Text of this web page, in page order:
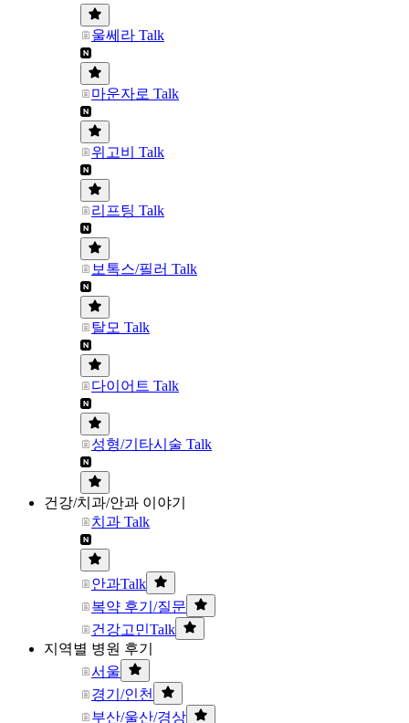
울쎄라 Talk
마운자로 Talk
위고비 Talk
리프팅 Talk
보톡스/필러 Talk
탈모 Talk
다이어트 Talk
성형/기타시술 Talk
건강/치과/안과 이야기
치과 Talk
안과Talk
복약 후기/질문
건강고민Talk
지역별 병원 후기
서울
경기/인천
부산/울산/경상